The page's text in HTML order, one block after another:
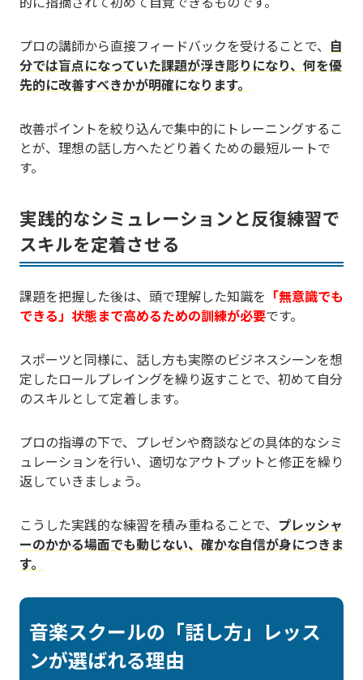
プロの講師から直接フィードバックを受けることで、 自
分では盲点になっていた課題が浮き彫りになり、何を優
先的に改善すべきかが明確になります。
改善ポイントを絞り込んで集中的にトレーニングするこ
とが、理想の話し方へたどり着くための最短ルートで
す。
実践的なシミュレーションと反復練習で
スキルを定着させる
課題を把握した後は、頭で理解した知識を 「無意識でも
できる」状態まで高めるための訓練が必要です。
スポーツと同様に、話し方も実際のビジネスシーンを想
定したロールプレイングを繰り返すことで、初めて自分
のスキルとして定着します。
プロの指導の下で、プレゼンや商談などの具体的なシミ
ュレーションを行い、適切なアウトプットと修正を繰り
返していきましょう。
こうした実践的な練習を積み重ねることで、 プレッシャ
ーのかかる場面でも動じない、確かな自信が身につきま
す。
音楽スクールの「話し方」レッス
ンが選ばれる理由